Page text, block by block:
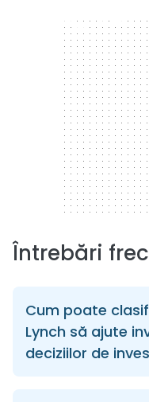
300 x 250
Întrebări
Cum poate
Lynch să ajute
deciziilor de